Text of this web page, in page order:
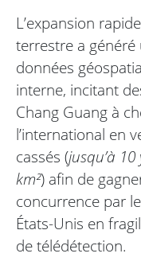
L’expansion
terrestre a
données
interne, incitant
Chang Guang à
l’international en
cassés (jusqu’à
km²) afin de
concurrence par
États-Unis en
de télédétection.